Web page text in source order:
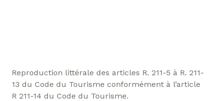
Reproduction littérale des articles R. 211-5 à R. 211-
13 du Code du Tourisme conformément à l’article
R 211-14 du Code du Tourisme.